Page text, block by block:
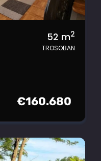
52 m2
TROSOBAN
€160.680